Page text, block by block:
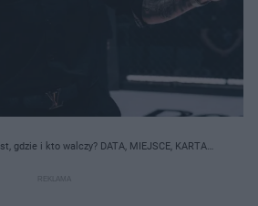
gdzie i kto walczy? DATA, MIEJSCE, KARTA